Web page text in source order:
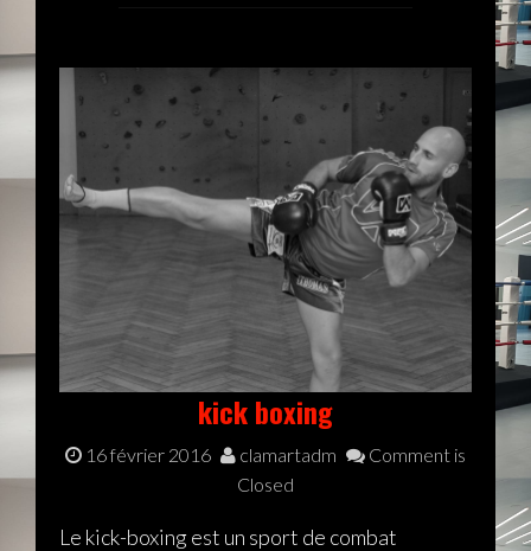
kick boxing
16 février 2016 clamartadm
Comment is
Closed
Le kick-boxing est un sport de combat